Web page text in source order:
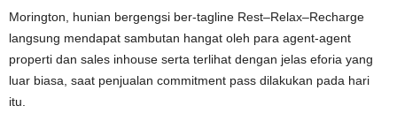
Morington, hunian bergengsi ber-tagline Rest–Relax–Recharge
langsung mendapat sambutan hangat oleh para agent-agent
properti dan sales inhouse serta terlihat dengan jelas eforia yang
luar biasa, saat penjualan commitment pass dilakukan pada hari
itu.